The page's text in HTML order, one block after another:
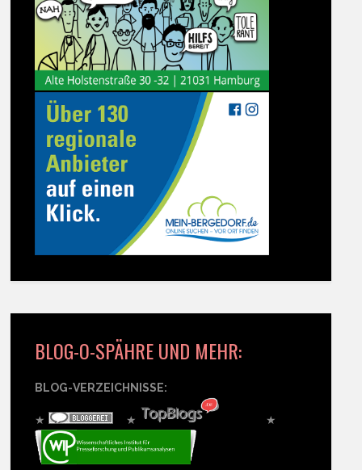
BLOG-O-SPÄHRE UND MEHR:
BLOG-VERZEICHNISSE:
★ ★ ★